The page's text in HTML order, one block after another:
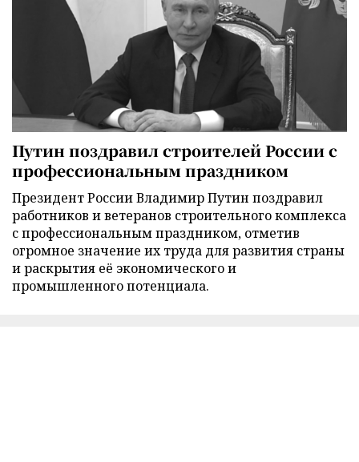
Путин поздравил строителей России с
профессиональным праздником
Президент России Владимир Путин поздравил
работников и ветеранов строительного комплекса
с профессиональным праздником, отметив
огромное значение их труда для развития страны
и раскрытия её экономического и
промышленного потенциала.